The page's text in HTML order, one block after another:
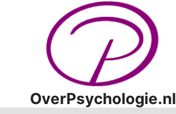
OverPsychologie.nl